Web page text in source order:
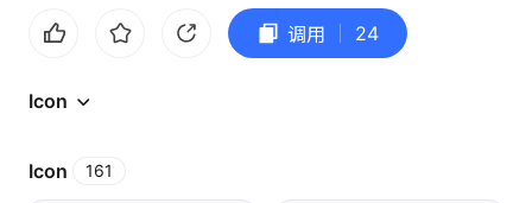
调用 24
Icon
Icon 161